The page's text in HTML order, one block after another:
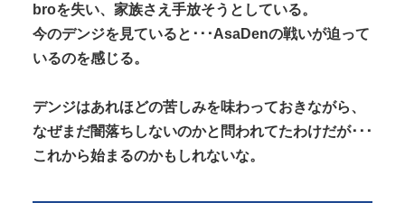
broを失い、家族さえ手放そうとしている。
今のデンジを見ていると･･･AsaDenの戦いが迫って
いるのを感じる。
デンジはあれほどの苦しみを味わっておきながら、
なぜまだ闇落ちしないのかと問われてたわけだが･･･
これから始まるのかもしれないな。